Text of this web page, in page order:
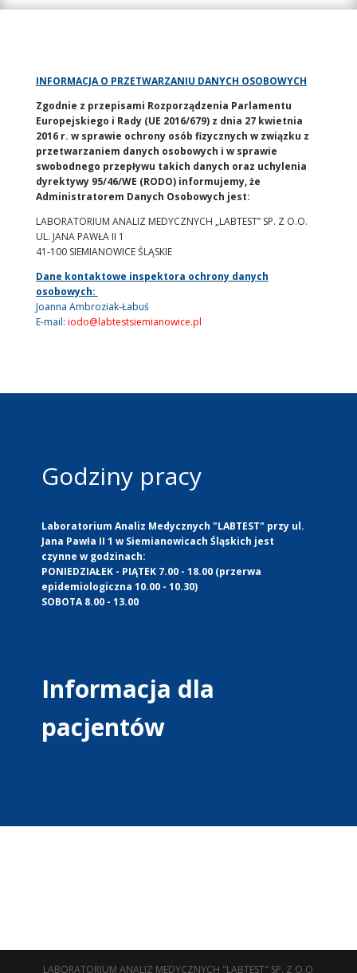
INFORMACJA O PRZETWARZANIU DANYCH OSOBOWYCH
Zgodnie z przepisami Rozporządzenia Parlamentu
Europejskiego i Rady (UE 2016/679) z dnia 27 kwietnia
2016 r. w sprawie ochrony osób fizycznych w związku z
przetwarzaniem danych osobowych i w sprawie
swobodnego przepływu takich danych oraz uchylenia
dyrektywy 95/46/WE (RODO) informujemy, że
Administratorem Danych Osobowych jest:
LABORATORIUM ANALIZ MEDYCZNYCH „LABTEST” SP. Z O.O.
UL. JANA PAWŁA II 1
41-100 SIEMIANOWICE ŚLĄSKIE
Dane kontaktowe inspektora ochrony danych
osobowych:
Joanna Ambroziak-Łabuś
E-mail: iodo@labtestsiemianowice.pl
Godziny pracy
Laboratorium Analiz Medycznych "LABTEST" przy ul.
Jana Pawła II 1 w Siemianowicach Śląskich jest
czynne w godzinach:
PONIEDZIAŁEK - PIĄTEK 7.00 - 18.00 (przerwa
epidemiologiczna 10.00 - 10.30)
SOBOTA 8.00 - 13.00
Informacja dla
pacjentów
LABORATORIUM ANALIZ MEDYCZNYCH "LABTEST" SP. Z O.O